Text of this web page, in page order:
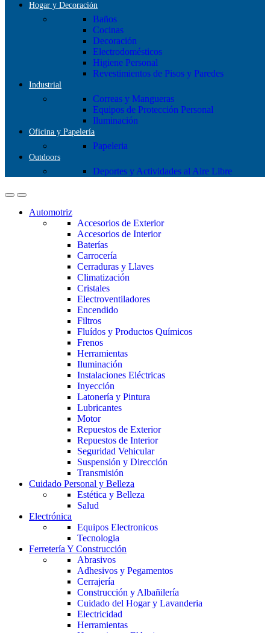
Hogar y Decoración
Baños
Cocinas
Decoración
Electrodomésticos
Higiene Personal
Revestimientos de Pisos y Paredes
Industrial
Correas y Mangueras
Equipos de Protección Personal
Iluminación
Oficina y Papelería
Papeleria
Outdoors
Deportes y Actividades al Aire Libre
Automotriz
Accesorios de Exterior
Accesorios de Interior
Baterías
Carrocería
Cerraduras y Llaves
Climatización
Cristales
Electroventiladores
Encendido
Filtros
Fluídos y Productos Químicos
Frenos
Herramientas
Iluminación
Instalaciones Eléctricas
Inyección
Latonería y Pintura
Lubricantes
Motor
Repuestos de Exterior
Repuestos de Interior
Seguridad Vehicular
Suspensión y Dirección
Transmisión
Cuidado Personal y Belleza
Estética y Belleza
Salud
Electrónica
Equipos Electronicos
Tecnologia
Ferretería Y Construcción
Abrasivos
Adhesivos y Pegamentos
Cerrajería
Construcción y Albañilería
Cuidado del Hogar y Lavanderia
Electricidad
Herramientas